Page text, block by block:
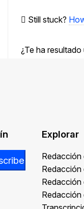
Still stuck?
¿Te ha
Explorar
Redacción
Redacción
Redacción
Redacción